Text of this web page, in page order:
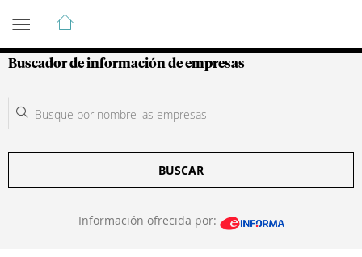
Guía de Empresas Colombianas
Buscador de información de empresas
BUSCAR
Información ofrecida por: